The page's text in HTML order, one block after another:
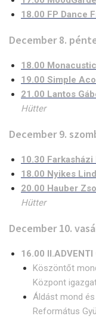
18.00 FP Dance
December 8.
18.00 Monacustic
19.00 Simple
21.00 Lantos
Hütter
December 9.
10.30 Farkasházi
18.00 Nyikes
20.00 Hauber
Hütter
December 10.
16.00 II.ADVENTI
Köszöntőt
Központ
Áldást mond
Református